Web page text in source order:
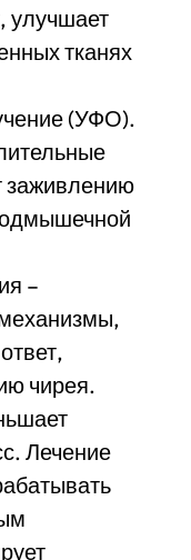
улучшает
тканях
(УФО).
заживлению
–
чирея.
Лечение